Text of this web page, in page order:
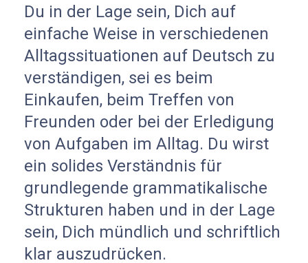
Du in der Lage sein, Dich auf
einfache Weise in verschiedenen
Alltagssituationen auf Deutsch zu
verständigen, sei es beim
Einkaufen, beim Treffen von
Freunden oder bei der Erledigung
von Aufgaben im Alltag. Du wirst
ein solides Verständnis für
grundlegende grammatikalische
Strukturen haben und in der Lage
sein, Dich mündlich und schriftlich
klar auszudrücken.